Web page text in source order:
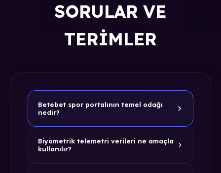
SORULAR VE
TERIMLER
Betebet spor portalının temel odağı
nedir?
Biyometrik telemetri verileri ne amaçla
kullanılır?